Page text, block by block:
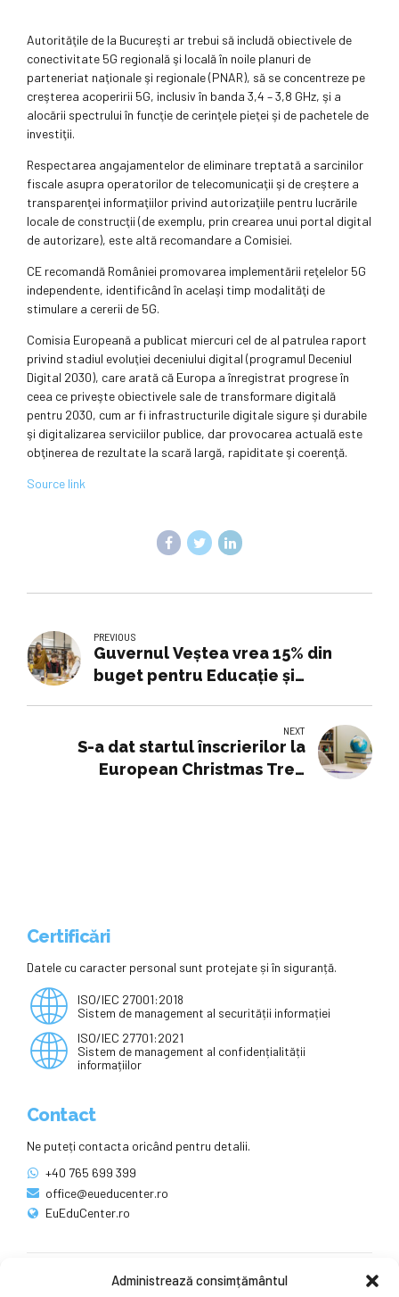
Administrează consimțământul
Autorităţile de la Bucureşti ar trebui să includă obiectivele de
conectivitate 5G regională şi locală în noile planuri de
parteneriat naţionale şi regionale (PNAR), să se concentreze pe
creşterea acoperirii 5G, inclusiv în banda 3,4 – 3,8 GHz, şi a
alocării spectrului în funcţie de cerinţele pieţei şi de pachetele de
investiţii.
Respectarea angajamentelor de eliminare treptată a sarcinilor
fiscale asupra operatorilor de telecomunicaţii şi de creştere a
transparenţei informaţiilor privind autorizaţiile pentru lucrările
locale de construcţii (de exemplu, prin crearea unui portal digital
de autorizare), este altă recomandare a Comisiei.
CE recomandă României promovarea implementării reţelelor 5G
independente, identificând în acelaşi timp modalităţi de
stimulare a cererii de 5G.
Comisia Europeană a publicat miercuri cel de al patrulea raport
privind stadiul evoluţiei deceniului digital (programul Deceniul
Digital 2030), care arată că Europa a înregistrat progrese în
ceea ce priveşte obiectivele sale de transformare digitală
pentru 2030, cum ar fi infrastructurile digitale sigure şi durabile
şi digitalizarea serviciilor publice, dar provocarea actuală este
obţinerea de rezultate la scară largă, rapiditate şi coerenţă.
Source link
PREVIOUS
Guvernul Veștea vrea 15% din
buget pentru Educație și
NEXT
S-a dat startul înscrierilor la
European Christmas Tree
Certificări
Datele cu caracter personal sunt protejate și în siguranță.
ISO/IEC 27001:2018
Sistem de management al securității informației
ISO/IEC 27701:2021
Sistem de management al confidențialității
informațiilor
Contact
Ne puteți contacta oricând pentru detalii.
+40 765 699 399
office@eueducenter.ro
EuEduCenter.ro